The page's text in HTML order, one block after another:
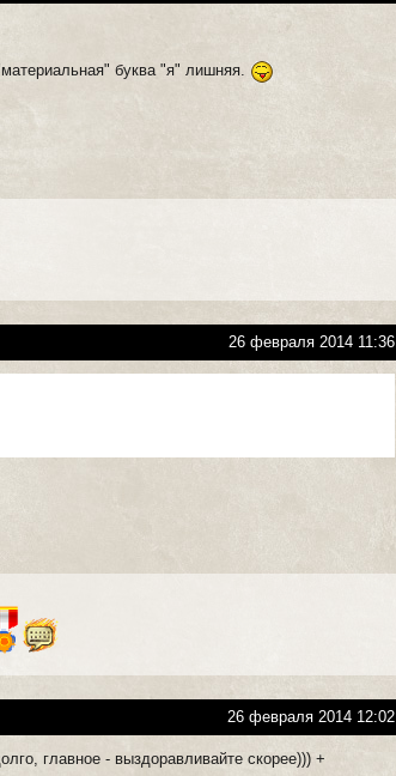
буква "я" лишняя.
26 февраля 2014 11:36
26 февраля 2014 12:02
главное - выздоравливайте скорее))) +